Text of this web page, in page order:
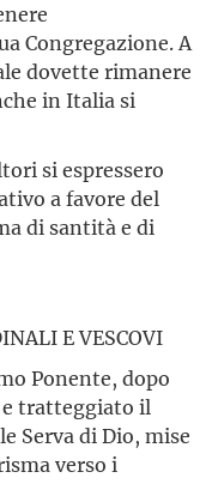
Congregazione. A
dovette rimanere
in Italia si
si espressero
a favore del
di santità e di
E VESCOVI
Ponente, dopo
e tratteggiato il
Serva di Dio, mise
verso i